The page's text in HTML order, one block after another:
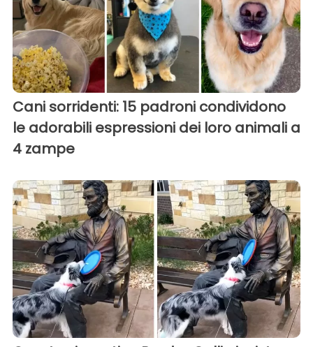
Cani sorridenti: 15 padroni condividono
le adorabili espressioni dei loro animali a
4 zampe